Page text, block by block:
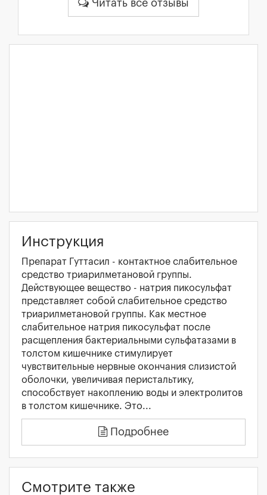
Читать все отзывы
Инструкция
Препарат Гуттасил - контактное слабительное
средство триарилметановой группы.
Действующее вещество - натрия пикосульфат
представляет собой слабительное средство
триарилметановой группы. Как местное
слабительное натрия пикосульфат после
расщепления бактериальными сульфатазами в
толстом кишечнике стимулирует
чувствительные нервные окончания слизистой
оболочки, увеличивая перистальтику,
способствует накоплению воды и электролитов
в толстом кишечнике. Это...
Подробнее
Смотрите также